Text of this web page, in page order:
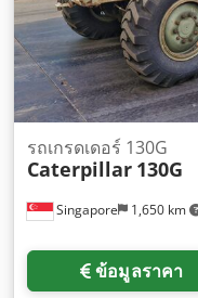
Singapore 1,650 km
รถเกรดเดอร์ 130G
Caterpillar 130G
ข้อมูลราคา